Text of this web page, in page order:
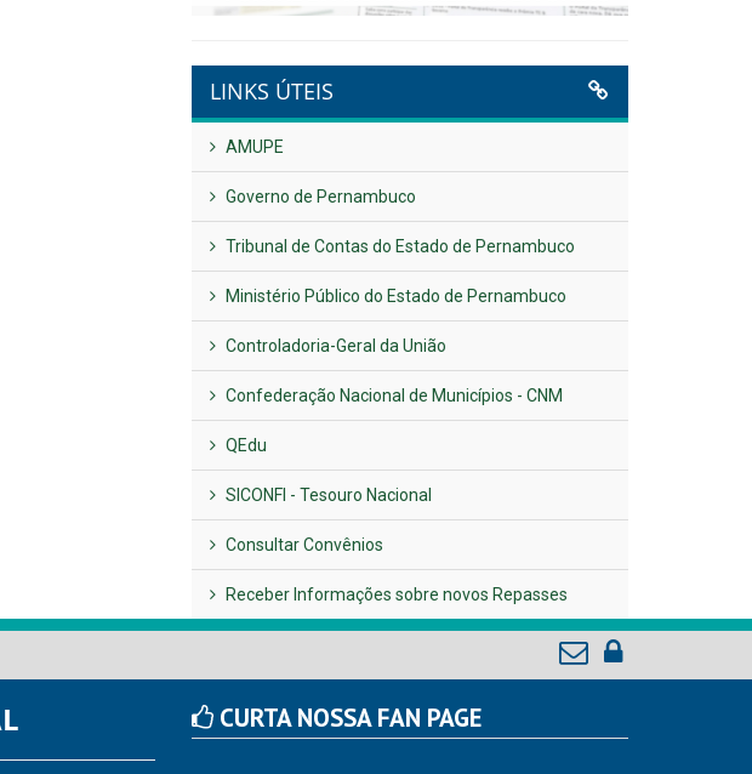
LINKS ÚTEIS
AMUPE
Governo de Pernambuco
Tribunal de Contas do Estado de Pernambuco
Ministério Público do Estado de Pernambuco
Controladoria-Geral da União
Confederação Nacional de Municípios - CNM
QEdu
SICONFI - Tesouro Nacional
Consultar Convênios
Receber Informações sobre novos Repasses
CURTA NOSSA FAN PAGE